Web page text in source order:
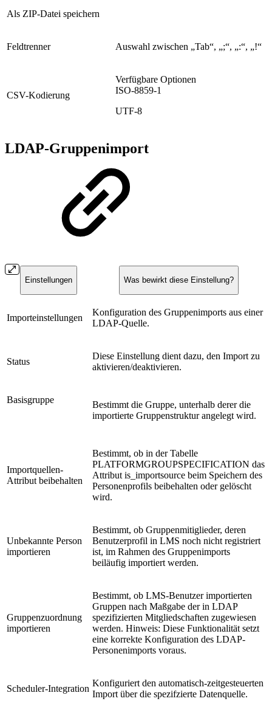
Als ZIP-Datei speichern
Feldtrenner Auswahl zwischen „Tab“, „;“, „:“, „!“
CSV-Kodierung
Verfügbare Optionen
ISO-8859-1
UTF-8
LDAP-Gruppenimport
Einstellungen Was bewirkt diese Einstellung?
Importeinstellungen
Konfiguration des Gruppenimports aus einer
LDAP-Quelle.
Status
Diese Einstellung dient dazu, den Import zu
aktivieren/deaktivieren.
Basisgruppe
Bestimmt die Gruppe, unterhalb derer die
importierte Gruppenstruktur angelegt wird.
Importquellen-
Attribut beibehalten
Bestimmt, ob in der Tabelle
PLATFORMGROUPSPECIFICATION das
Attribut is_importsource beim Speichern des
Personenprofils beibehalten oder gelöscht
wird.
Unbekannte Person
importieren
Bestimmt, ob Gruppenmitiglieder, deren
Benutzerprofil in LMS noch nicht registriert
ist, im Rahmen des Gruppenimports
beiläufig importiert werden.
Gruppenzuordnung
importieren
Bestimmt, ob LMS-Benutzer importierten
Gruppen nach Maßgabe der in LDAP
spezifizierten Mitgliedschaften zugewiesen
werden. Hinweis: Diese Funktionalität setzt
eine korrekte Konfiguration des LDAP-
Personenimports voraus.
Scheduler-Integration
Konfiguriert den automatisch-zeitgesteuerten
Import über die spezifzierte Datenquelle.